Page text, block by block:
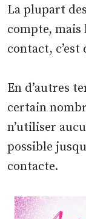
La plupart
compte,
contact, c’est
En d’autres
certain
n’utiliser
possible
contacte.